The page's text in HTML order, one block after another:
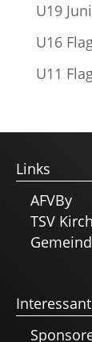
U19
U16
U11
Links
AFVBy
TSV